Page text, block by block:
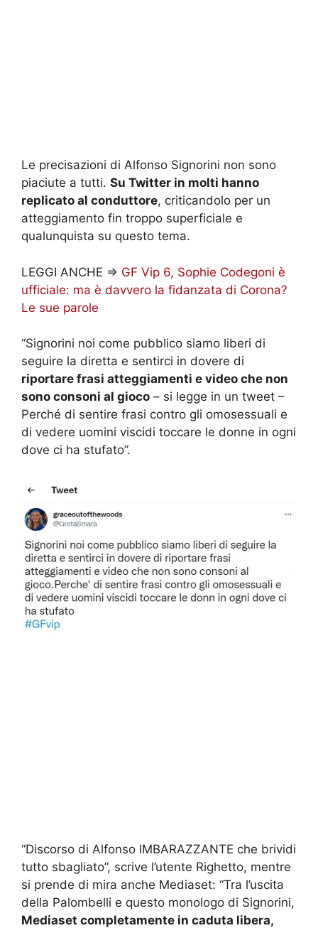
Le precisazioni di Alfonso Signorini non sono
piaciute a tutti. Su Twitter in molti hanno
replicato al conduttore, criticandolo per un
atteggiamento fin troppo superficiale e
qualunquista su questo tema.
LEGGI ANCHE => GF Vip 6, Sophie Codegoni è
ufficiale: ma è davvero la fidanzata di Corona?
Le sue parole
“Signorini noi come pubblico siamo liberi di
seguire la diretta e sentirci in dovere di
riportare frasi atteggiamenti e video che non
sono consoni al gioco – si legge in un tweet –
Perché di sentire frasi contro gli omosessuali e
di vedere uomini viscidi toccare le donne in ogni
dove ci ha stufato”.
“Discorso di Alfonso IMBARAZZANTE che brividi
tutto sbagliato”, scrive l’utente Righetto, mentre
si prende di mira anche Mediaset: “Tra l’uscita
della Palombelli e questo monologo di Signorini,
Mediaset completamente in caduta libera,